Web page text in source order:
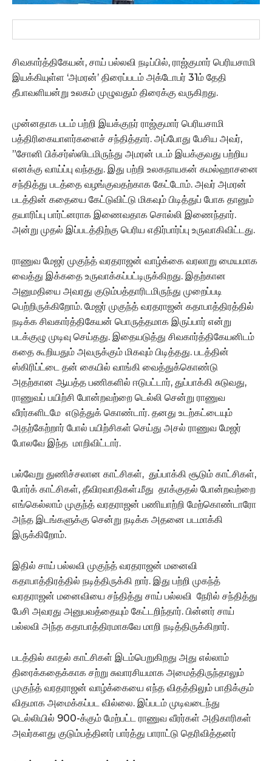
சிவகார்த்திகேயன், சாய் பல்லவி நடிப்பில், ராஜ்குமார் பெரியசாமி
இயக்கியுள்ள ‘அமரன்’ திரைப்படம் அக்டோபர் 31ம் தேதி
தீபாவளியன்று உலகம் முழுவதும் திரைக்கு வருகிறது.
முன்னதாக படம் பற்றி இயக்குநர் ராஜ்குமார் பெரியசாமி
பத்திரிகையாளர்களைச் சந்தித்தார். அப்போது பேசிய அவர்,
”சோனி பிக்சர்ஸ்ஸிடமிருந்து அமரன் படம் இயக்குவது பற்றிய
எனக்கு வாய்ப்பு வந்தது. இது பற்றி உலகநாயகன் கமல்ஹாசனை
சந்தித்து படத்தை வழங்குவதற்காக கேட்டோம். அவர் அமரன்
படத்தின் கதையை கேட்டுவிட்டு மிகவும் பிடித்துப் போக தானும்
தயாரிப்பு பார்ட்னராக இணைவதாக சொல்லி இணைந்தார்.
அன்று முதல் இப்படத்திற்கு பெரிய எதிர்பார்ப்பு உருவாகிவிட்டது.
ராணுவ மேஜர் முகுந்த் வரதராஜன் வாழ்க்கை வரலாறு மையமாக
வைத்து இக்கதை உருவாக்கப்பட்டிருக்கிறது. இதற்கான
அனுமதியை அவரது குடும்பத்தாரிடமிருந்து முறைப்படி
பெற்றிருக்கிறோம். மேஜர் முகுந்த் வரதராஜன் கதாபாத்திரத்தில்
நடிக்க சிவகார்த்திகேயன் பொருத்தமாக இருப்பார் என்று
படக்குழு முடிவு செய்தது. இதையடுத்து சிவகார்த்திகேயனிடம்
கதை கூறியதும் அவருக்கும் மிகவும் பிடித்தது. படத்தின்
ஸ்கிரிப்ட்டை தன் கையில் வாங்கி வைத்துக்கொண்டு
அதற்கான ஆயத்த பணிகளில் ஈடுபட்டார், துப்பாக்கி சுடுவது,
ராணுவப் பயிற்சி போன்றவற்றை டெல்லி சென்று ராணுவ
வீரர்களிடமே எடுத்துக் கொண்டார். தனது உடற்கட்டையும்
அதற்கேற்றார் போல் பயிற்சிகள் செய்து அசல் ராணுவ மேஜர்
போலவே இந்த மாறிவிட்டார்.
பல்வேறு துணிச்சலான காட்சிகள், துப்பாக்கி சூடும் காட்சிகள்,
போர்க் காட்சிகள், தீவிரவாதிகள்.மீது தாக்குதல் போன்றவற்றை
எங்கெல்லாம் முகுந்த் வரதராஜன் பணியாற்றி மேற்கொண்டாரோ
அந்த இடங்களுக்கு சென்று நடிக்க அதனை படமாக்கி
இருக்கிறோம்.
இதில் சாய் பல்லவி முகுந்த் வரதராஜன் மனைவி
கதாபாத்திரத்தில் நடித்திருக்கி றார். இது பற்றி முகந்த்
வரதராஜன் மனைவியை சந்தித்து சாய் பல்லவி நேரில் சந்தித்து
பேசி அவரது அனுபவத்தையும் கேட்டறிந்தார். பின்னர் சாய்
பல்லவி அந்த கதாபாத்திரமாகவே மாறி நடித்திருக்கிறார்.
படத்தில் காதல் காட்சிகள் இடம்பெறுகிறது அது எல்லாம்
திரைக்கதைக்காக சற்று சுவாரசியமாக அமைத்திருந்தாலும்
முகுந்த் வரதராஜன் வாழ்க்கையை எந்த விதத்திலும் பாதிக்கும்
விதமாக அமைக்கப்பட வில்லை. இப்படம் முடிவடைந்து
டெல்லியில் 900-க்கும் மேற்பட்ட ராணுவ வீரர்கள் அதிகாரிகள்
அவர்களது குடும்பத்தினர் பார்த்து பாராட்டு தெரிவித்தனர்